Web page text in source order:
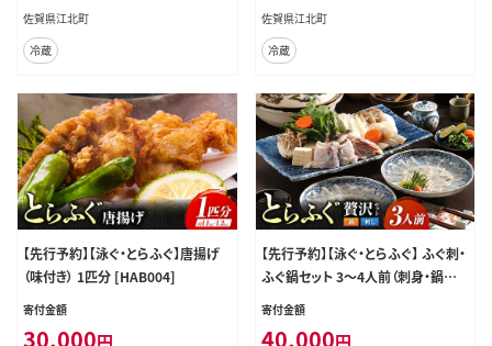
佐賀県江北町
冷蔵
佐賀県江北町
冷蔵
【先行予約】【泳ぐ・とらふぐ】唐揚げ
（味付き） 1匹分 [HAB004]
寄付金額
30,000円
【先行予約】【泳ぐ・とらふぐ】 ふぐ刺・
ふぐ鍋セット 3～4人前（刺身・鍋用）
[HAB001]
寄付金額
40,000円